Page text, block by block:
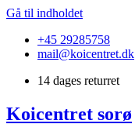
Gå til indholdet
+45 29285758
mail@koicentret.dk
14 dages returret
Koicentret sorø